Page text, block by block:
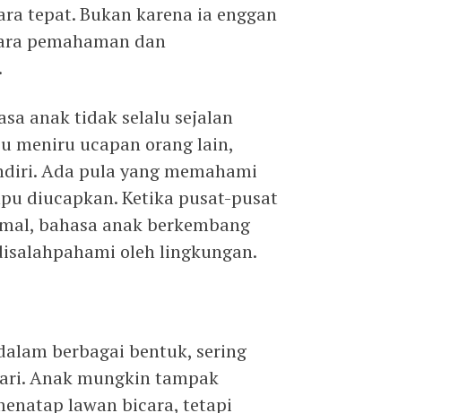
tepat. Bukan karena ia enggan
pemahaman dan
anak tidak selalu sejalan
meniru ucapan orang lain,
Ada pula yang memahami
diucapkan. Ketika pusat-pusat
bahasa anak berkembang
oleh lingkungan.
berbagai bentuk, sering
Anak mungkin tampak
lawan bicara, tetapi